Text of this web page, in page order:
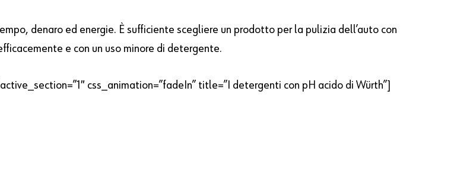
denaro ed energie. È sufficiente scegliere un prodotto per la pulizia dell’auto con
e con un uso minore di detergente.
css_animation=”fadeIn” title=”I detergenti con pH acido di Würth”]